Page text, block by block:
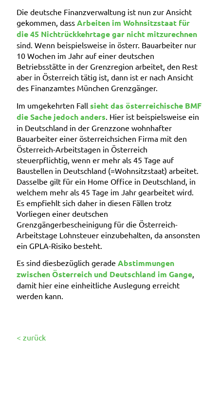
Die deutsche Finanzverwaltung ist nun zur Ansicht
gekommen, dass Arbeiten im Wohnsitzstaat für
die 45 Nichtrückkehrtage gar nicht mitzurechnen
sind. Wenn beispielsweise in österr. Bauarbeiter nur
10 Wochen im Jahr auf einer deutschen
Betriebsstätte in der Grenzregion arbeitet, den Rest
aber in Österreich tätig ist, dann ist er nach Ansicht
des Finanzamtes München Grenzgänger.
Im umgekehrten Fall sieht das österreichische BMF
die Sache jedoch anders . Hier ist beispielsweise ein
in Deutschland in der Grenzzone wohnhafter
Bauarbeiter einer österreichsichen Firma mit den
Österreich-Arbeitstagen in Österreich
steuerpflichtig, wenn er mehr als 45 Tage auf
Baustellen in Deutschland (=Wohnsitzstaat) arbeitet.
Dasselbe gilt für ein Home Office in Deutschland, in
welchem mehr als 45 Tage im Jahr gearbeitet wird.
Es empfiehlt sich daher in diesen Fällen trotz
Vorliegen einer deutschen
Grenzgängerbescheinigung für die Österreich-
Arbeitstage Lohnsteuer einzubehalten, da ansonsten
ein GPLA-Risiko besteht.
Es sind diesbezüglich gerade Abstimmungen
zwischen Österreich und Deutschland im Gange,
damit hier eine einheitliche Auslegung erreicht
werden kann.
< zurück